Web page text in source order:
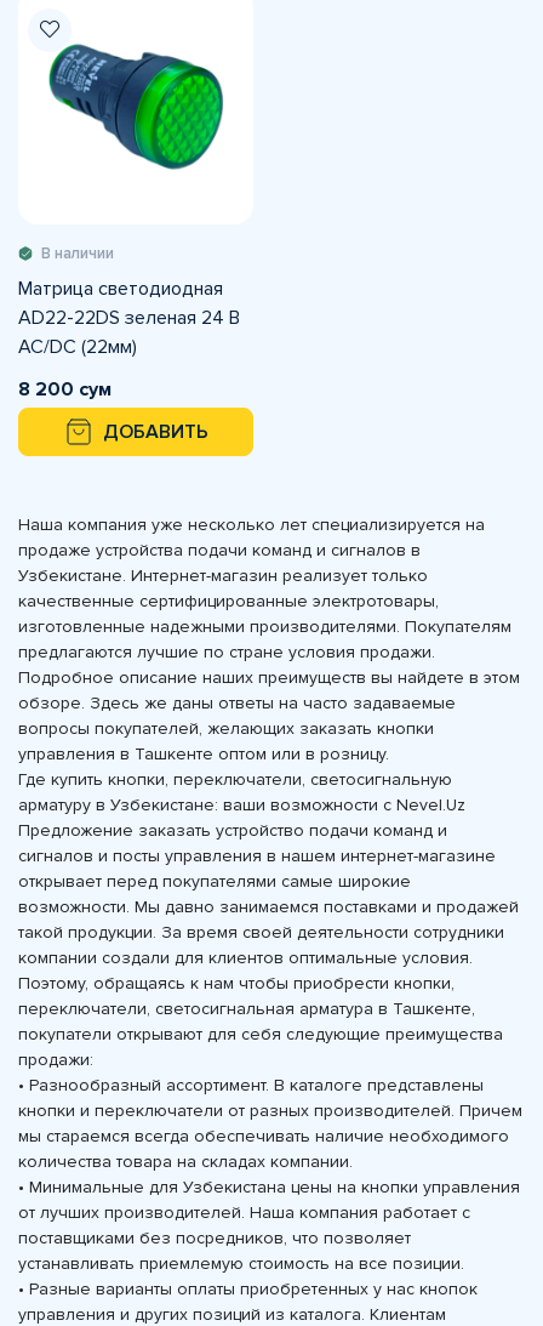
В наличии
Матрица светодиодная
AD22-22DS зеленая 24 В
AC/DC (22мм)
8 200 сум
ДОБАВИТЬ
Наша компания уже несколько лет специализируется на
продаже устройства подачи команд и сигналов в
Узбекистане. Интернет-магазин реализует только
качественные сертифицированные электротовары,
изготовленные надежными производителями. Покупателям
предлагаются лучшие по стране условия продажи.
Подробное описание наших преимуществ вы найдете в этом
обзоре. Здесь же даны ответы на часто задаваемые
вопросы покупателей, желающих заказать кнопки
управления в Ташкенте оптом или в розницу.
Где купить кнопки, переключатели, светосигнальную
арматуру в Узбекистане: ваши возможности с Nevel.Uz
Предложение заказать устройство подачи команд и
сигналов и посты управления в нашем интернет-магазине
открывает перед покупателями самые широкие
возможности. Мы давно занимаемся поставками и продажей
такой продукции. За время своей деятельности сотрудники
компании создали для клиентов оптимальные условия.
Поэтому, обращаясь к нам чтобы приобрести кнопки,
переключатели, светосигнальная арматура в Ташкенте,
покупатели открывают для себя следующие преимущества
продажи:
• Разнообразный ассортимент. В каталоге представлены
кнопки и переключатели от разных производителей. Причем
мы стараемся всегда обеспечивать наличие необходимого
количества товара на складах компании.
• Минимальные для Узбекистана цены на кнопки управления
от лучших производителей. Наша компания работает с
поставщиками без посредников, что позволяет
устанавливать приемлемую стоимость на все позиции.
• Разные варианты оплаты приобретенных у нас кнопок
управления и других позиций из каталога. Клиентам